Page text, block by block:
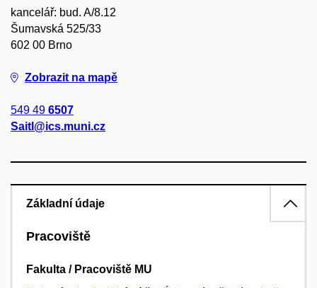
kancelář: bud. A/8.12
Šumavská 525/33
602 00 Brno
Zobrazit na mapě
549 49 6507
Saitl@ics.muni.cz
Základní údaje
Pracoviště
Fakulta / Pracoviště MU